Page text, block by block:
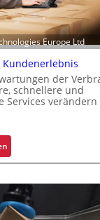
t
e
r
P
a
l
e
e
n
e
c
h
Europe Ltd
Kundenerlebnis
der
schnellere und
Services verändern
:
V
r
b